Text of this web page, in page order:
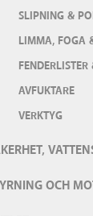
SLIPNING &
LIMMA, FOGA
AVFUKTARE
VERKTYG
OCH